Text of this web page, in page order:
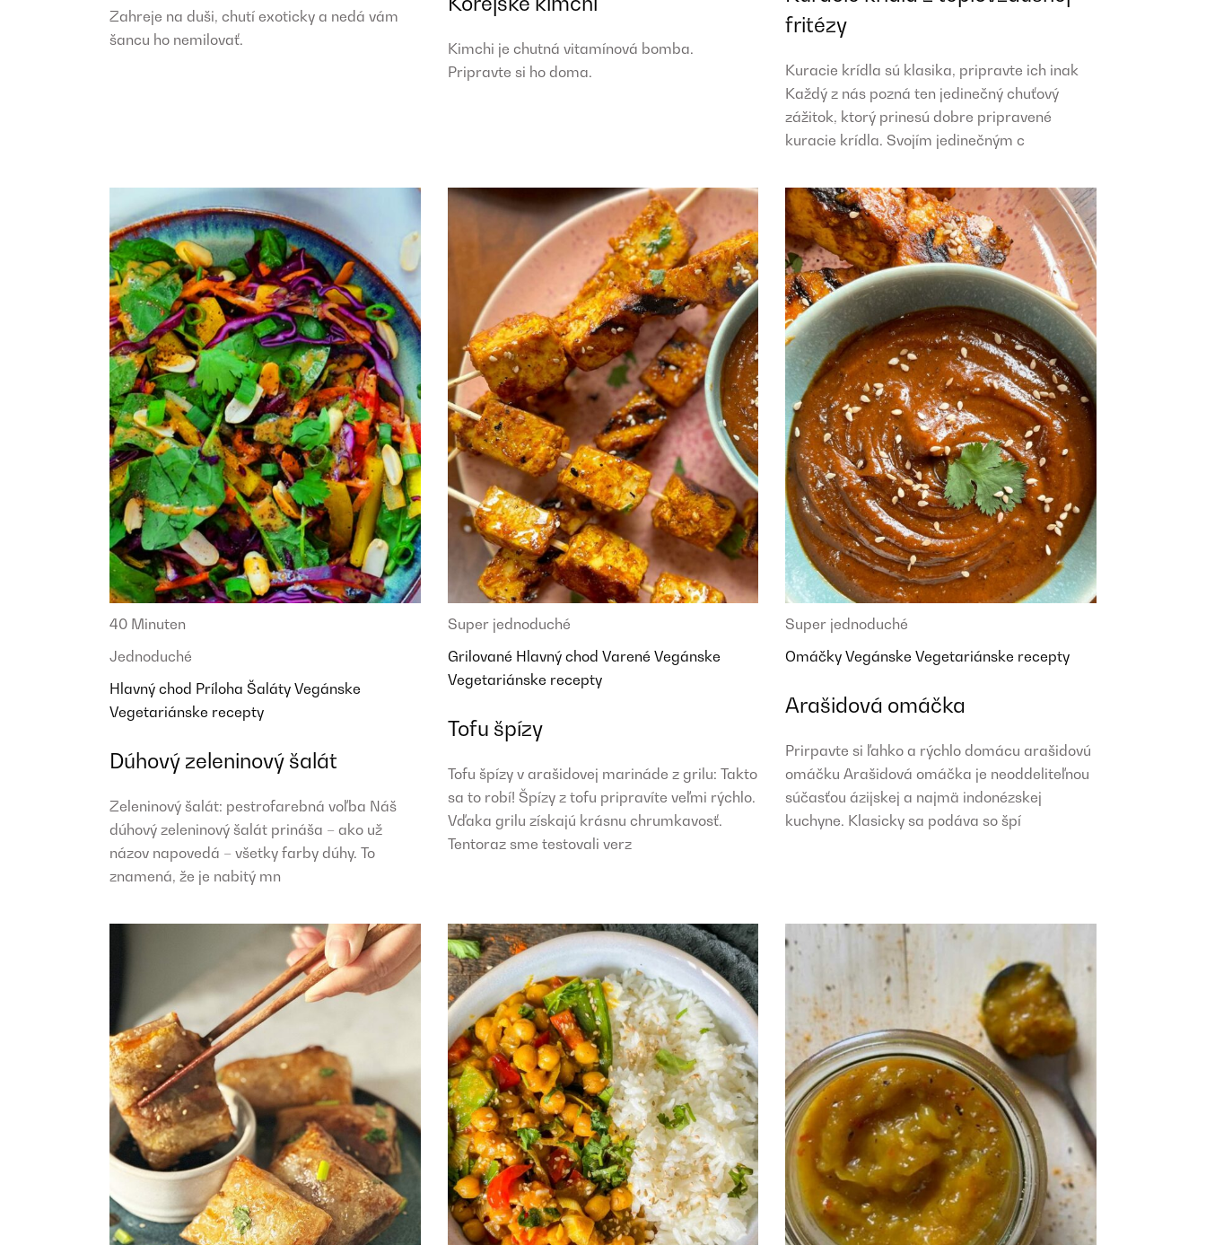
Zahreje na duši, chutí exoticky a nedá vám
šancu ho nemilovať.
Kimchi je chutná vitamínová bomba.
Pripravte si ho doma.
fritézy
Kuracie krídla sú klasika, pripravte ich inak
Každý z nás pozná ten jedinečný chuťový
zážitok, ktorý prinesú dobre pripravené
kuracie krídla. Svojím jedinečným c
40 Minuten
Jednoduché
Hlavný chod Príloha Šaláty Vegánske
Vegetariánske recepty
Dúhový zeleninový šalát
Zeleninový šalát: pestrofarebná voľba Náš
dúhový zeleninový šalát prináša – ako už
názov napovedá – všetky farby dúhy. To
znamená, že je nabitý mn
Super jednoduché
Grilované Hlavný chod Varené Vegánske
Vegetariánske recepty
Tofu špízy
Tofu špízy v arašidovej marináde z grilu: Takto
sa to robí! Špízy z tofu pripravíte veľmi rýchlo.
Vďaka grilu získajú krásnu chrumkavosť.
Tentoraz sme testovali verz
Super jednoduché
OmáčkyVegánskeVegetariánske recepty
Arašidová omáčka
Prirpavte si ľahko a rýchlo domácu arašidovú
omáčku Arašidová omáčka je neoddeliteľnou
súčasťou ázijskej a najmä indonézskej
kuchyne. Klasicky sa podáva so špí